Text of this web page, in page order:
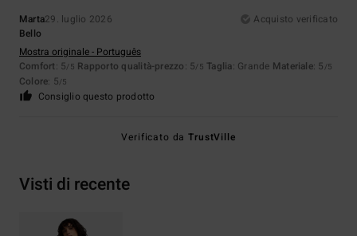
Marta29. luglio 2026
Acquisto verificato
Bello
Mostra originale - Português
Comfort: 5/5 Rapporto qualità-prezzo: 5/5 Taglia: Grande Materiale: 5 /5
Colore: 5/5
Consiglio questo prodotto
Verificato daTrustVille
Visti di recente